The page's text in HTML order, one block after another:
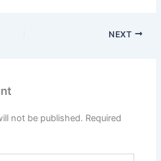
NEXT
not be published. Required